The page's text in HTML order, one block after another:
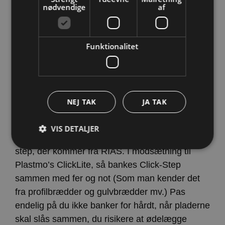
Du kender sikkert de traditionelle
termotagplader
, de monteres nemt med en
skinne og tætning mellem hver plade. En anden
mulighed er Plastmo ClickLite Termotag, i
modsætning til de traditionelle termotagplader,
klikkes sammen, let og elegant. Med ClickLite er
du fri for synlige beslag og skruer.
step, der kommer fra RIAS. I modsætning til
Plastmo’s ClickLite, så bankes Click-Step
sammen med fer og not (Som man kender det
fra profilbrædder og gulvbrædder mv.) Pas
endelig på du ikke banker for hårdt, når pladerne
skal slås sammen, du risikere at ødelægge
nødvendige
af
Funktionalitet
JA TAK
NEJ TAK
VIS DETALJER
Strengt nødvendige
Ydeevne
Målretning af
Funktionalitet
Strengt nødvendige cookies tillader
kernewebsfunktionalitet såsom bruger login og
kontostyring. Hjemmesiden kan ikke bruges korrekt